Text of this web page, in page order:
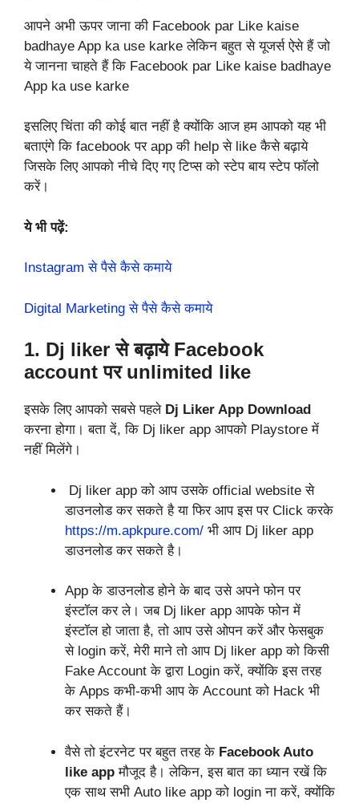
आपने अभी ऊपर जाना की Facebook par Like kaise
badhaye App ka use karke लेकिन बहुत से यूजर्स ऐसे हैं जो
ये जानना चाहते हैं कि Facebook par Like kaise badhaye
App ka use karke
इसलिए चिंता की कोई बात नहीं है क्योंकि आज हम आपको यह भी
बताएंगे कि facebook पर app की help से like कैसे बढ़ाये
जिसके लिए आपको नीचे दिए गए टिप्स को स्टेप बाय स्टेप फॉलो
करें।
ये भी पढ़ें:
Instagram से पैसे कैसे कमाये
Digital Marketing से पैसे कैसे कमाये
1. Dj liker से बढ़ाये Facebook
account पर unlimited like
इसके लिए आपको सबसे पहले Dj Liker App Download
करना होगा। बता दें, कि Dj liker app आपको Playstore में
नहीं मिलेंगे।
Dj liker app को आप उसके official website से
डाउनलोड कर सकते है या फिर आप इस पर Click करके
https://m.apkpure.com/ भी आप Dj liker app
डाउनलोड कर सकते है।
App के डाउनलोड होने के बाद उसे अपने फोन पर
इंस्टॉल कर ले। जब Dj liker app आपके फोन में
इंस्टॉल हो जाता है, तो आप उसे ओपन करें और फेसबुक
से login करें, मेरी माने तो आप Dj liker app को किसी
Fake Account के द्वारा Login करें, क्योंकि इस तरह
के Apps कभी-कभी आप के Account को Hack भी
कर सकते हैं।
वैसे तो इंटरनेट पर बहुत तरह के Facebook Auto
like app मौजूद है। लेकिन, इस बात का ध्यान रखें कि
एक साथ सभी Auto like app को login ना करें, क्योंकि